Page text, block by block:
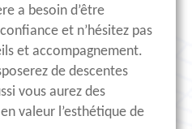
a besoin d’être
et n’hésitez pas
et accompagnement.
de descentes
vous aurez des
valeur l’esthétique de